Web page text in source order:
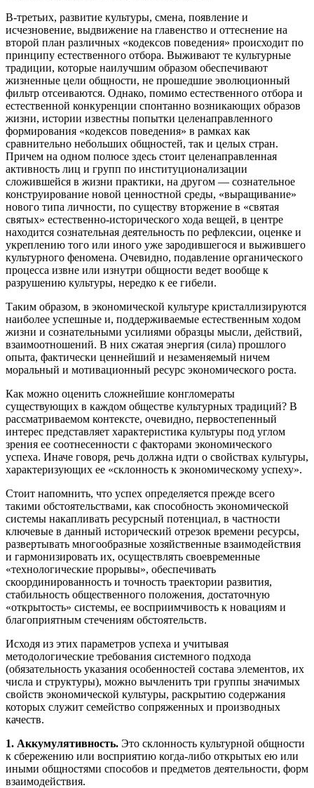
В-третьих, развитие культуры, смена, появление и
исчезновение, выдвижение на главенство и оттеснение на
второй план различных «кодексов поведения» происходит по
принципу естественного отбора. Выживают те культурные
традиции, которые наилучшим образом обеспечивают
жизненные цели общности, не прошедшие эволюционный
фильтр отсеиваются. Однако, помимо естественного отбора и
естественной конкуренции спонтанно возникающих образов
жизни, истории известны попытки целенаправленного
формирования «кодексов поведения» в рамках как
сравнительно небольших общностей, так и целых стран.
Причем на одном полюсе здесь стоит целенаправленная
активность лиц и групп по институционализации
сложившейся в жизни практики, на другом — сознательное
конструирование новой ценностной среды, «выращивание»
нового типа личности, по существу вторжение в «святая
святых» естественно-исторического хода вещей, в центре
находится сознательная деятельность по рефлексии, оценке и
укреплению того или иного уже зародившегося и выжившего
культурного феномена. Очевидно, подавление органического
процесса извне или изнутри общности ведет вообще к
разрушению культуры, нередко к ее гибели.
Таким образом, в экономической культуре кристаллизируются
наиболее успешные и, поддерживаемые естественным ходом
жизни и сознательными усилиями образцы мысли, действий,
взаимоотношений. В них сжатая энергия (сила) прошлого
опыта, фактически ценнейший и незаменяемый ничем
моральный и мотивационный ресурс экономического роста.
Как можно оценить сложнейшие конгломераты
существующих в каждом обществе культурных традиций? В
рассматриваемом контексте, очевидно, первостепенный
интерес представляет характеристика культуры под углом
зрения ее соотнесенности с факторами экономического
успеха. Иначе говоря, речь должна идти о свойствах культуры,
характеризующих ее «склонность к экономическому успеху».
Стоит напомнить, что успех определяется прежде всего
такими обстоятельствами, как способность экономической
системы накапливать ресурсный потенциал, в частности
ключевые в данный исторический отрезок времени ресурсы,
развертывать многообразные хозяйственные взаимодействия
и гармонизировать их, осуществлять своевременные
«технологические прорывы», обеспечивать
скоординированность и точность траектории развития,
стабильность общественного положения, достаточную
«открытость» системы, ее восприимчивость к новациям и
благоприятным стечениям обстоятельств.
Исходя из этих параметров успеха и учитывая
методологические требования системного подхода
(обязательность указания особенностей состава элементов, их
числа и структуры), можно вычленить три группы значимых
свойств экономической культуры, раскрытию содержания
которых служит семейство сопряженных и производных
качеств.
1. Аккумулятивность. Это склонность культурной общности
к сбережению или восприятию когда-либо открытых ею или
иными общностями способов и предметов деятельности, форм
взаимодействия.